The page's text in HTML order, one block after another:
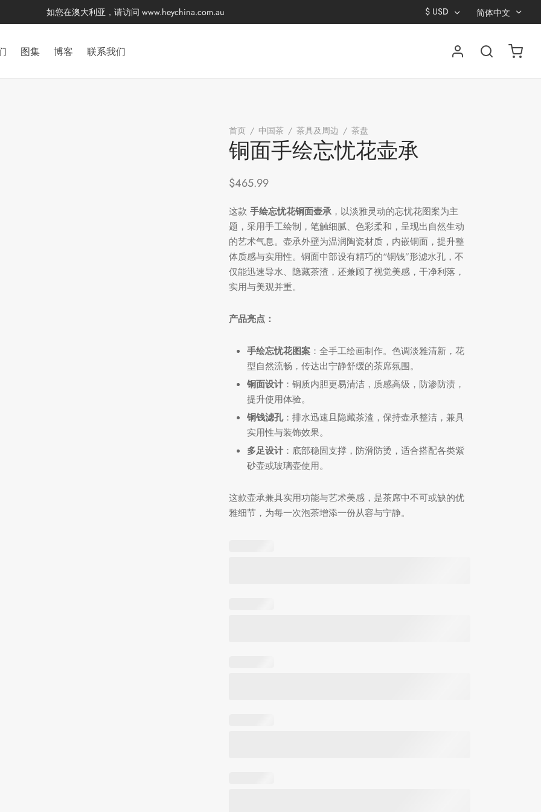
如您在澳大利亚，请访问 www.heychina.com.au $ USD 简体中文
图集 博客 联系我们
首页 / 中国茶 / 茶具及周边 / 茶盘
铜面手绘忘忧花壶承
$465.99
这款 手绘忘忧花铜面壶承 ，以淡雅灵动的忘忧花图案为主
题，采用手工绘制，笔触细腻、色彩柔和，呈现出自然生动
的艺术气息。壶承外壁为温润陶瓷材质，内嵌铜面，提升整
体质感与实用性。铜面中部设有精巧的“铜钱”形滤水孔，不
仅能迅速导水、隐藏茶渣，还兼顾了视觉美感，干净利落，
实用与美观并重。
产品亮点：
手绘忘忧花图案 ：全手工绘画制作。色调淡雅清新，花
型自然流畅，传达出宁静舒缓的茶席氛围。
铜面设计 ：铜质内胆更易清洁，质感高级，防渗防渍，
提升使用体验。
铜钱滤孔：排水迅速且隐藏茶渣，保持壶承整洁，兼具
实用性与装饰效果。
多足设计 ：底部稳固支撑，防滑防烫，适合搭配各类紫
砂壶或玻璃壶使用。
这款壶承兼具实用功能与艺术美感，是茶席中不可或缺的优
雅细节，为每一次泡茶增添一份从容与宁静。